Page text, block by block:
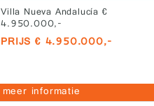
Villa Nueva Andalucía €
4.950.000,-
PRIJS € 4.950.000,-
meer informatie